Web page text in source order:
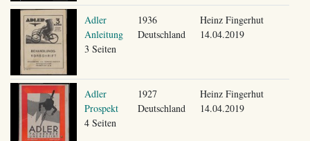
Adler
Anleitung
3 Seiten
1936
Deutschland
Heinz Fingerhut
14.04.2019
Adler
Prospekt
4 Seiten
1927
Deutschland
Heinz Fingerhut
14.04.2019